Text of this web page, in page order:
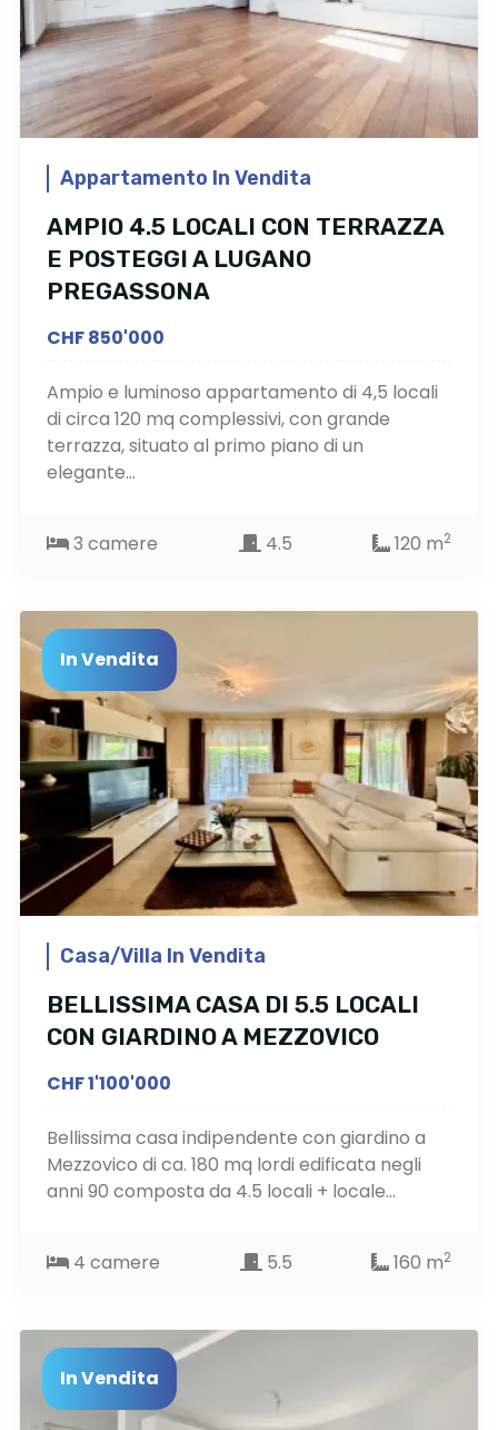
Appartamento In Vendita
AMPIO 4.5 LOCALI CON TERRAZZA
E POSTEGGI A LUGANO
PREGASSONA
CHF 850'000
Ampio e luminoso appartamento di 4,5 locali
di circa 120 mq complessivi, con grande
terrazza, situato al primo piano di un
elegante...
3 camere 4.5 120 m2
In Vendita
Casa/Villa In Vendita
BELLISSIMA CASA DI 5.5 LOCALI
CON GIARDINO A MEZZOVICO
CHF 1'100'000
Bellissima casa indipendente con giardino a
Mezzovico di ca. 180 mq lordi edificata negli
anni 90 composta da 4.5 locali + locale...
4 camere 5.5 160 m2
In Vendita